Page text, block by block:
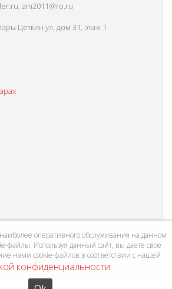
am2011@ro.ru
Цеткин ул, дом 31, этаж 1
оперативного обслуживания на данном
файлы. Используя данный сайт, вы даете свое
нами cookie-файлов в соответствии с нашей
конфиденциальности.